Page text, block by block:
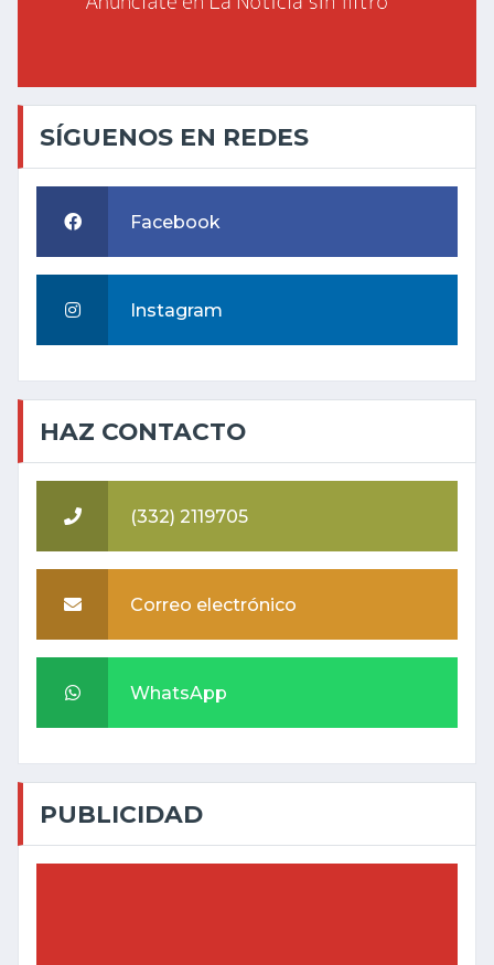
SÍGUENOS EN REDES
Facebook
Instagram
HAZ CONTACTO
(332) 2119705
Correo electrónico
WhatsApp
PUBLICIDAD